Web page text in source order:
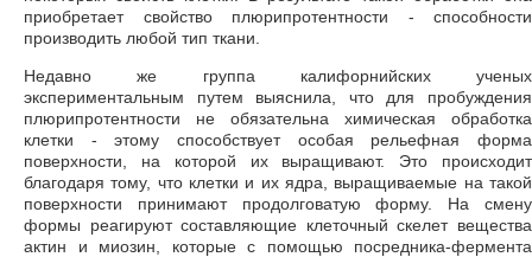
приобретает свойство плюрипротентности - способности
производить любой тип ткани.
Недавно же группа калифорнийских ученых
экспериментальным путем выяснила, что для пробуждения
плюрипротентности не обязательна химическая обработка
клетки - этому способствует особая рельефная форма
поверхности, на которой их выращивают. Это происходит
благодаря тому, что клетки и их ядра, выращиваемые на такой
поверхности принимают продолговатую форму. На смену
формы реагируют составляющие клеточный скелет вещества
актин и миозин, которые с помощью посредника-фермента